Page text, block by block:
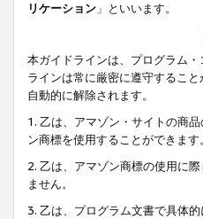
リケーション 」といいます。
本ガイドラインは、プログラム
ラインは常に厳密に遵守するこ
自動的に解除されます。
1. 乙は、アマゾン・サイトの商
ン商標を使用することができます。
2. 乙は、アマゾン商標の使用に
ません。
3. 乙は、プログラム文書で具体